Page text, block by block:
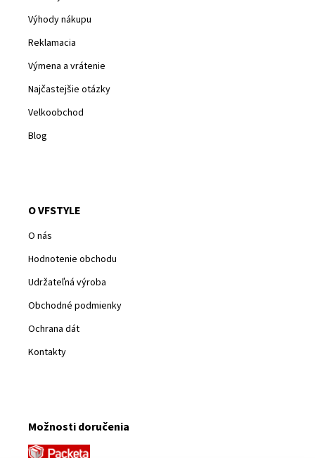
Výhody nákupu
Reklamacia
Výmena a vrátenie
Najčastejšie otázky
Velkoobchod
Blog
O VFSTYLE
O nás
Hodnotenie obchodu
Udržateľná výroba
Obchodné podmienky
Ochrana dát
Kontakty
Možnosti doručenia